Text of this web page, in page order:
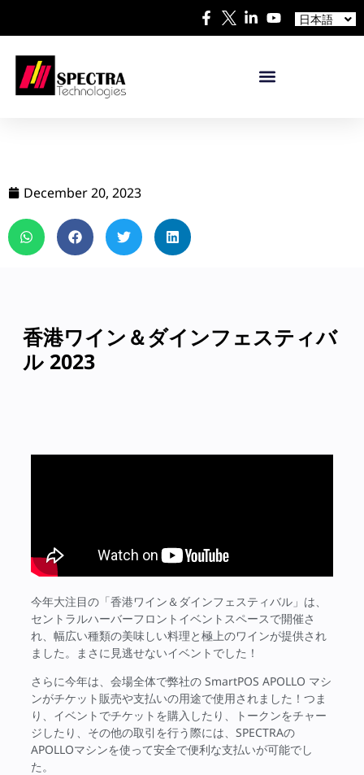
日本語
Español
December 20, 2023
香港ワイン＆ダインフェスティバ
ル 2023
今年大注目の「香港ワイン＆ダインフェスティバル」は、
セントラルハーバーフロントイベントスペースで開催さ
れ、幅広い種類の美味しい料理と極上のワインが提供され
ました。まさに見逃せないイベントでした！
さらに今年は、会場全体で弊社の SmartPOS APOLLO マシ
ンがチケット販売や支払いの用途で使用されました！つま
り、イベントでチケットを購入したり、トークンをチャー
ジしたり、その他の取引を行う際には、SPECTRAの
APOLLOマシンを使って安全で便利な支払いが可能でし
た。